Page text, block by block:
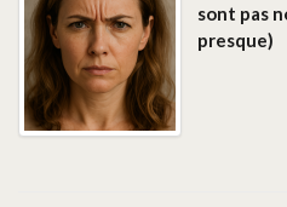
sont pas
presque)